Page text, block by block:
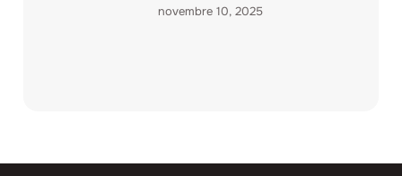
novembre 10, 2025